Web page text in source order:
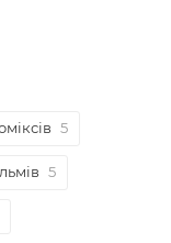
5
5